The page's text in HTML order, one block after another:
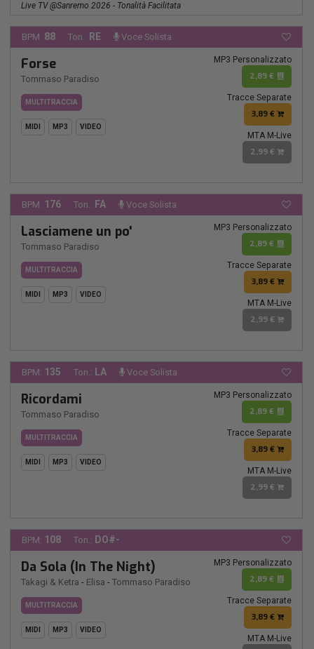
Live TV @Sanremo 2026 - Tonalità Facilitata
BPM: 88 Ton.: RE Voce Solista
Forse
Tommaso Paradiso
MULTITRACCIA
MIDI MP3 VIDEO
MP3 Personalizzato
2,89 €
Tracce Separate
3,89 €
MTA M-Live
2,99 €
BPM: 176 Ton.: FA Voce Solista
Lasciamene un po'
Tommaso Paradiso
MULTITRACCIA
MIDI MP3 VIDEO
MP3 Personalizzato
2,89 €
Tracce Separate
3,89 €
MTA M-Live
2,99 €
BPM: 135 Ton.: LA Voce Solista
Ricordami
Tommaso Paradiso
MULTITRACCIA
MIDI MP3 VIDEO
MP3 Personalizzato
2,89 €
Tracce Separate
3,89 €
MTA M-Live
2,99 €
BPM: 108 Ton.: DO#-
Da Sola (In The Night)
Takagi & Ketra - Elisa - Tommaso Paradiso
MULTITRACCIA
MIDI MP3 VIDEO
MP3 Personalizzato
2,89 €
Tracce Separate
3,89 €
MTA M-Live